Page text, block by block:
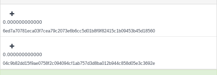
0.000000000000
6ed7a70781eca03f7cea79c2073e6b6cc5d01b8f9f82415c1b09453b45d18560
0.000000000000
04c9b82dd15f9ae0758f2c094094cf1ab757d3d8ba012b944c858d05e3c3692e